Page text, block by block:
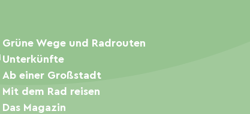
Grüne Wege und Radrouten
Unterkünfte
Ab einer Großstadt
Mit dem Rad reisen
Das Magazin